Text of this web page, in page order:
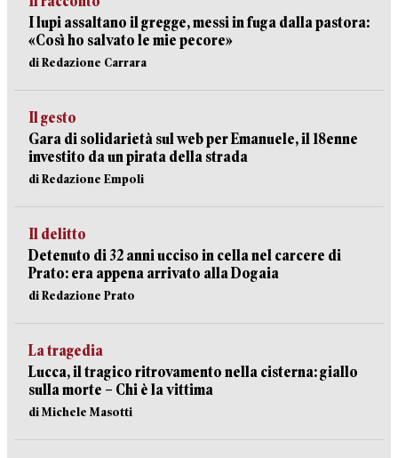
I lupi assaltano il gregge, messi in fuga dalla pastora:
«Così ho salvato le mie pecore»
di Redazione Carrara
Il gesto
Gara di solidarietà sul web per Emanuele, il 18enne
investito da un pirata della strada
di Redazione Empoli
Il delitto
Detenuto di 32 anni ucciso in cella nel carcere di
Prato: era appena arrivato alla Dogaia
di Redazione Prato
La tragedia
Lucca, il tragico ritrovamento nella cisterna: giallo
sulla morte – Chi è la vittima
di Michele Masotti